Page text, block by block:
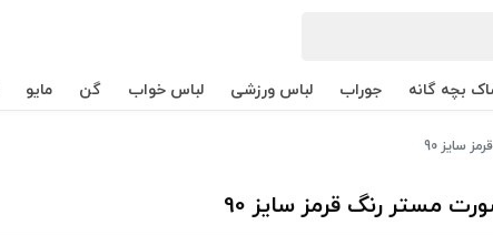
بچه گانه جوراب لباس ورزشی لباس خواب گن مایو
سایز 90
مستر رنگ قرمز سایز 90